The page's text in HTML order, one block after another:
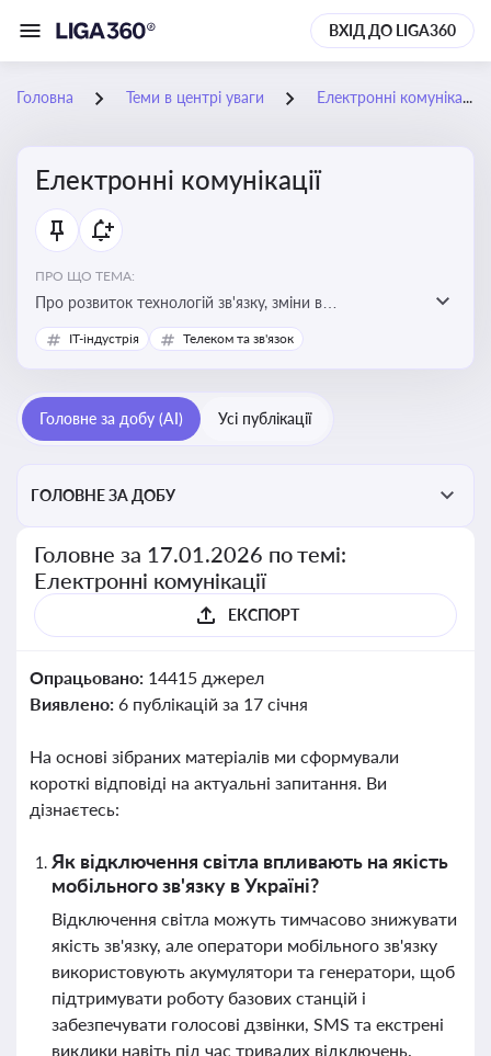
ВХІД ДО LIGA360
Головна Теми в центрі уваги Електронні комунікації
Електронні комунікації
ПРО ЩО ТЕМА:
Про розвиток технологій зв'язку, зміни в
законодавстві, регулювання ринку телекомунікацій,
інновації в сфері мобільних та інтернет-послуг
IT-індустрія Телеком та зв'язок
Головне за добу (AI) Усі публікації
ГОЛОВНЕ ЗА ДОБУ
Головне за 17.01.2026 по темі:
Електронні комунікації
ЕКСПОРТ
Опрацьовано: 14415 джерел
Виявлено: 6 публікацій за 17 січня
На основі зібраних матеріалів ми сформували
короткі відповіді на актуальні запитання. Ви
дізнаєтесь:
Як відключення світла впливають на якість
мобільного зв'язку в Україні?
Відключення світла можуть тимчасово знижувати
якість зв'язку, але оператори мобільного зв'язку
використовують акумулятори та генератори, щоб
підтримувати роботу базових станцій і
забезпечувати голосові дзвінки, SMS та екстрені
виклики навіть під час тривалих відключень.